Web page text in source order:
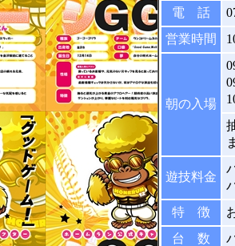
電 話
営業時間
朝の入場
遊技料金
特 徴
台 数